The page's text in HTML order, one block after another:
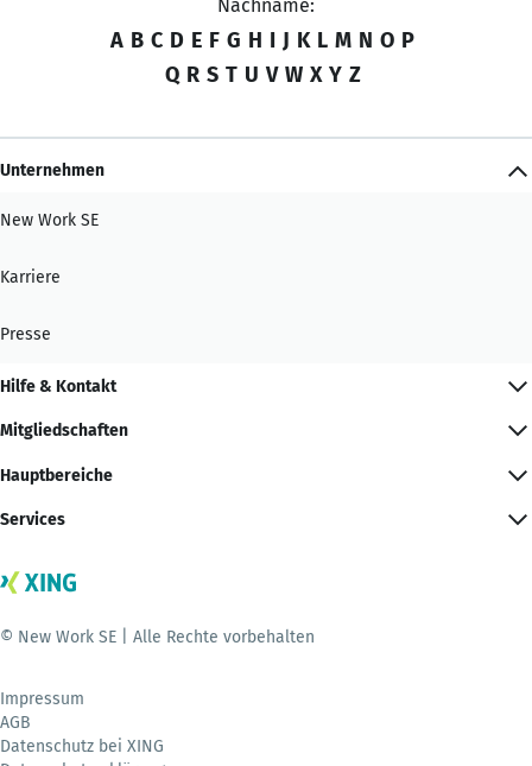
Nachname:
A B C D E F G H I J K L M N O P
Q R S T U V W X Y Z
Unternehmen
New Work SE
Karriere
Presse
Hilfe & Kontakt
Mitgliedschaften
Hauptbereiche
Services
© New Work SE | Alle Rechte vorbehalten
Impressum
AGB
Datenschutz bei XING